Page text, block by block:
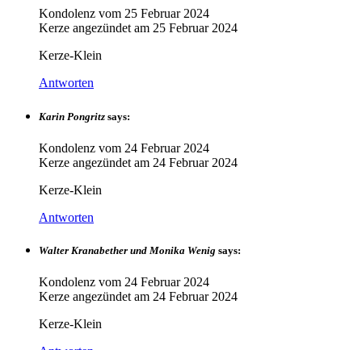
Kondolenz vom 25 Februar 2024
Kerze angezündet am 25 Februar 2024
Kerze-Klein
Antworten
Karin Pongritz says:
Kondolenz vom 24 Februar 2024
Kerze angezündet am 24 Februar 2024
Kerze-Klein
Antworten
Walter Kranabether und Monika Wenig says:
Kondolenz vom 24 Februar 2024
Kerze angezündet am 24 Februar 2024
Kerze-Klein